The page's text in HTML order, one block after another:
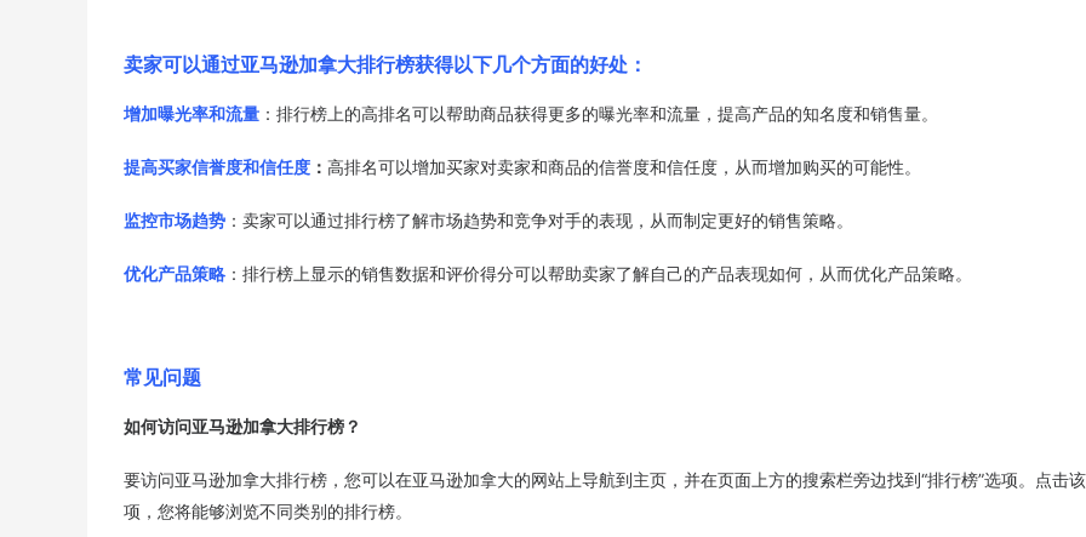
卖家可以通过亚马逊加拿大排行榜获得以下几个方面的好处：
增加曝光率和流量 ：排行榜上的高排名可以帮助商品获得更多的曝光率和流量，提高产品的知名度和销售量。
提高买家信誉度和信任度 ： 高排名可以增加买家对卖家和商品的信誉度和信任度，从而增加购买的可能性。
监控市场趋势 ：卖家可以通过排行榜了解市场趋势和竞争对手的表现，从而制定更好的销售策略。
优化产品策略 ：排行榜上显示的销售数据和评价得分可以帮助卖家了解自己的产品表现如何，从而优化产品策略。
常见问题
如何访问亚马逊加拿大排行榜？
要访问亚马逊加拿大排行榜，您可以在亚马逊加拿大的网站上导航到主页，并在页面上方的搜索栏旁边找到“排行榜”选项。点击
项，您将能够浏览不同类别的排行榜。